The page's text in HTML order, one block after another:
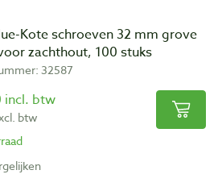
Kote schroeven 32 mm grove
zachthout, 100 stuks
32587
incl. btw
btw